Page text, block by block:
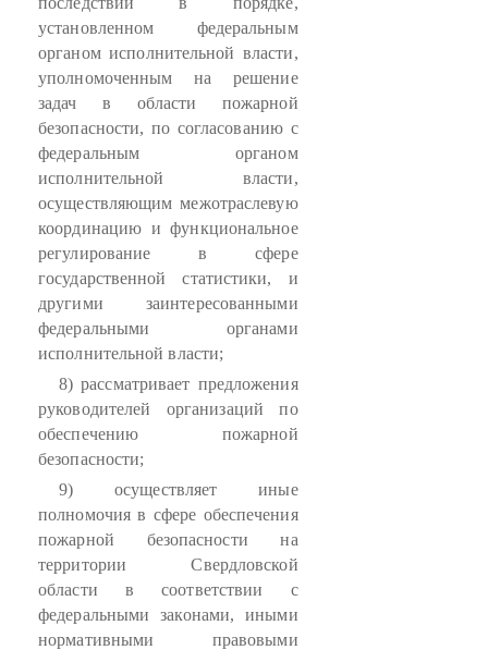
установленном федеральным
органом исполнительной власти,
уполномоченным на решение
задач в области пожарной
безопасности, по согласованию с
федеральным органом
исполнительной власти,
осуществляющим межотраслевую
координацию и функциональное
регулирование в сфере
государственной статистики, и
другими заинтересованными
федеральными органами
исполнительной власти;
8) рассматривает предложения
руководителей организаций по
обеспечению пожарной
безопасности;
9) осуществляет иные
полномочия в сфере обеспечения
пожарной безопасности на
территории Свердловской
области в соответствии с
федеральными законами, иными
нормативными правовыми